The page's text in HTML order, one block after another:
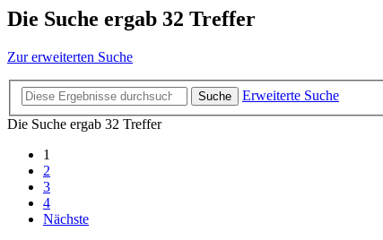
Die Suche ergab 32 Treffer
Zur erweiterten Suche
Suche
Erweiterte Suche
Die Suche ergab 32 Treffer
1
2
3
4
Nächste